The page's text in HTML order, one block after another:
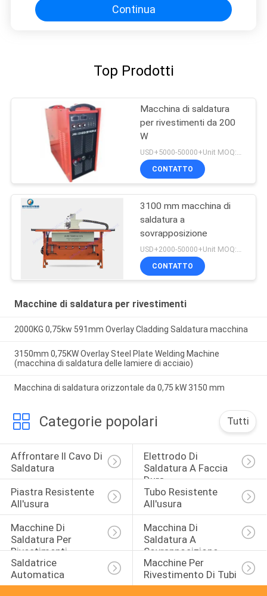
Continua
Top Prodotti
Macchina di saldatura
per rivestimenti da 200
W
USD+5000-50000+Unit MOQ:1 unità
CONTATTO
3100 mm macchina di
saldatura a
sovrapposizione
USD+2000-50000+Unit MOQ:1 unità
CONTATTO
Macchine di saldatura per rivestimenti
2000KG 0,75kw 591mm Overlay Cladding Saldatura macchina
3150mm 0,75KW Overlay Steel Plate Welding Machine
(macchina di saldatura delle lamiere di acciaio)
Macchina di saldatura orizzontale da 0,75 kW 3150 mm
Categorie popolari Tutti
Affrontare Il Cavo Di
Saldatura
Elettrodo Di
Saldatura A Faccia
Dura
Piastra Resistente
All'usura
Tubo Resistente
All'usura
Macchine Di
Saldatura Per
Rivestimenti
Macchina Di
Saldatura A
Sovrapposizione
Saldatrice
Automatica
Macchine Per
Rivestimento Di Tubi